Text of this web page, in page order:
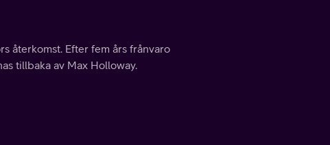
återkomst. Efter fem års frånvaro
tillbaka av Max Holloway.